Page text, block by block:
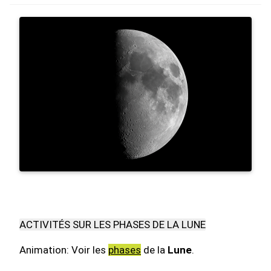
ACTIVITÉS SUR LES PHASES DE LA LUNE
Animation: Voir les phases de la Lune.